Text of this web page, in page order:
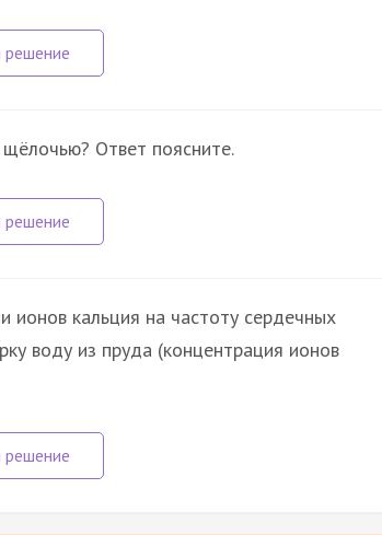
Ответ поясните.
ионов кальция на частоту сердечных
воду из пруда (концентрация ионов